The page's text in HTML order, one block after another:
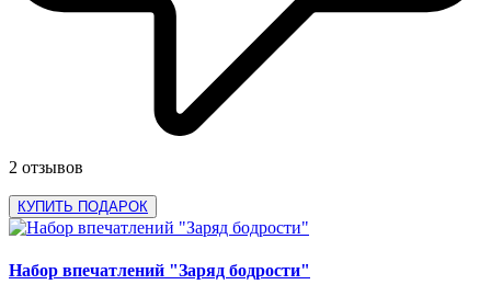
2 отзывов
КУПИТЬ ПОДАРОК
Набор впечатлений "Заряд бодрости"